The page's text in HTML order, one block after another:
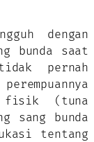
dengan
bunda saat
pernah
fisik (tuna
sang bunda
tentang